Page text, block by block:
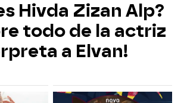
Hivda Zizan Alp?
todo de la actriz
a Elvan!